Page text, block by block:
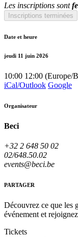
Les inscriptions sont
Inscriptions terminées
Date et heure
jeudi 11 juin 2026
10:00 12:00 (Europe/
iCal/Outlook Google
Organisateur
Beci
+32 2 648 50 02
02/648.50.02
events@beci.be
PARTAGER
Découvrez ce que les
événement et
Tickets